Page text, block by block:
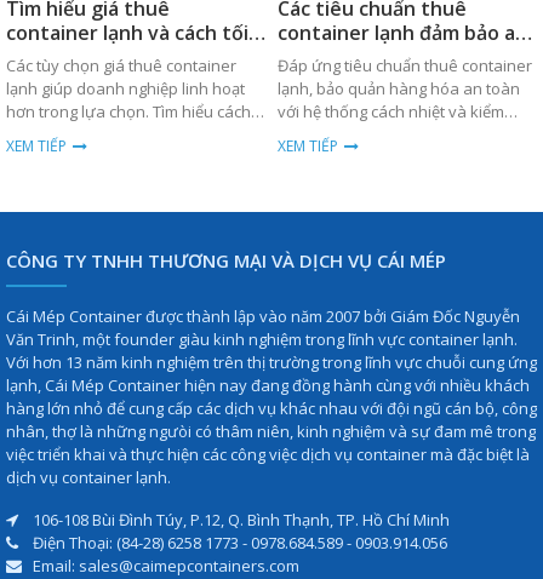
Tìm hiểu giá thuê
container lạnh và cách tối
ưu chi phí
Các tùy chọn giá thuê container
lạnh giúp doanh nghiệp linh hoạt
hơn trong lựa chọn. Tìm hiểu cách
tối ưu chi phí ngay hôm nay.
XEM TIẾP
Các tiêu chuẩn thuê
container lạnh đảm bảo an
toàn cần biết
Đáp ứng tiêu chuẩn thuê container
lạnh, bảo quản hàng hóa an toàn
với hệ thống cách nhiệt và kiểm
soát nhiệt độ ổn định. Tìm hiểu
ngay!
XEM TIẾP
CÔNG TY TNHH THƯƠNG MẠI VÀ DỊCH VỤ CÁI MÉP
Cái Mép Container được thành lập vào năm 2007 bởi Giám Đốc Nguyễn
Văn Trinh, một founder giàu kinh nghiệm trong lĩnh vực container lạnh.
Với hơn 13 năm kinh nghiệm trên thị trường trong lĩnh vực chuỗi cung ứng
lạnh, Cái Mép Container hiện nay đang đồng hành cùng với nhiều khách
hàng lớn nhỏ để cung cấp các dịch vụ khác nhau với đội ngũ cán bộ, công
nhân, thợ là những ngưòi có thâm niên, kinh nghiệm và sự đam mê trong
việc triển khai và thực hiện các công việc dịch vụ container mà đặc biệt là
dịch vụ container lạnh.
106-108 Bùi Đình Túy, P.12, Q. Bình Thạnh, TP. Hồ Chí Minh
Điện Thoại: (84-28) 6258 1773 - 0978.684.589 - 0903.914.056
Email: sales@caimepcontainers.com